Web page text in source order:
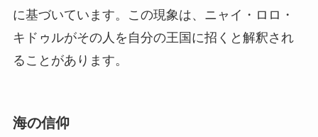
に基づいています。この現象は、ニャイ・ロロ・
キドゥルがその人を自分の王国に招くと解釈され
ることがあります。
海の信仰